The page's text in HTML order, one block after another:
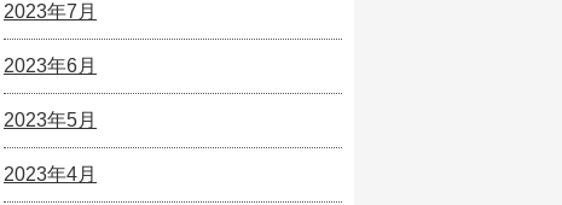
2023年7月
2023年6月
2023年5月
2023年4月